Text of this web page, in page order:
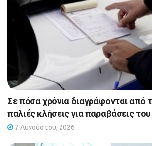
Σε πόσα χρόνια διαγράφονται από
παλιές κλήσεις για παραβάσεις
7 Αυγούστου, 2026